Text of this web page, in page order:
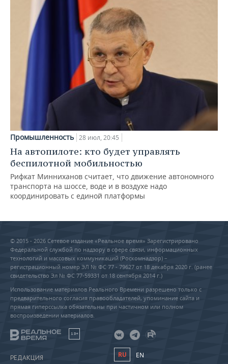
Промышленность 28 июл, 20:45
На автопилоте: кто будет управлять
беспилотной мобильностью
Рифкат Минниханов считает, что движение автономного
транспорта на шоссе, воде и в воздухе надо
координировать с единой платформы
© 2015 - 2026 Сетевое издание «Реальное время» Зарегистрировано
Федеральной службой по надзору в сфере связи, информационных
технологий и массовых коммуникаций (Роскомнадзор) –
регистрационный номер ЭЛ № ФС 77 - 79627 от 18 декабря 2020 г. (ранее
свидетельство Эл № ФС 77-59331 от 18 сентября 2014 г.)
Использование материалов Реального Времени разрешено только с
предварительного согласия правообладателей, упоминание сайта и
прямая гиперссылка обязательны при частичном или полном
воспроизведении материалов.
18+
РЕДАКЦИЯ RU EN